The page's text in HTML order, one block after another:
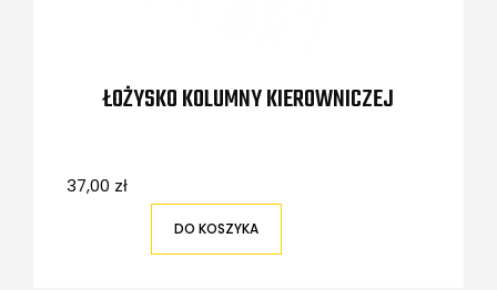
ŁOŻYSKO KOLUMNY KIEROWNICZEJ
37,00 zł
DO KOSZYKA